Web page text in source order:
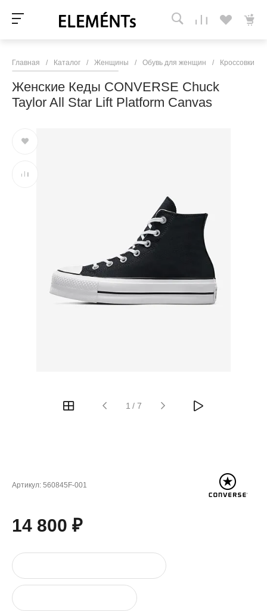
Главная / Каталог / Женщины / Обувь для женщин / Кроссовки и
Женские Кеды CONVERSE Chuck
Taylor All Star Lift Platform Canvas
1 / 7
Артикул: 560845F-001
14 800 ₽